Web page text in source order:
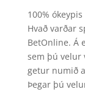
100%
Hvað varðar
BetOnline. Á
sem þú velur
getur numið
Þegar þú